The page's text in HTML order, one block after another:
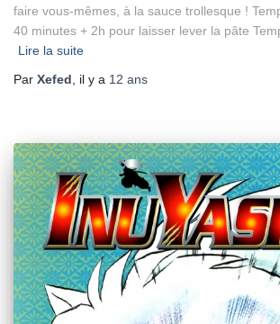
faire vous-mêmes, à la sauce trollesque !
40 minutes + 2h pour laisser lever la pâte
Lire la suite
Par Xefed , il y a 12 ans